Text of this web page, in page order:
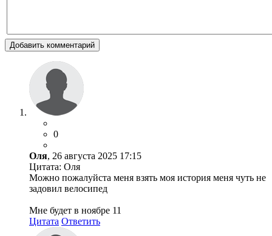
Добавить комментарий
0
Оля, 26 августа 2025 17:15
Цитата: Оля
Можно пожалуйста меня взять моя история меня чуть не
задовил велосипед
Мне будет в ноябре 11
Цитата Ответить